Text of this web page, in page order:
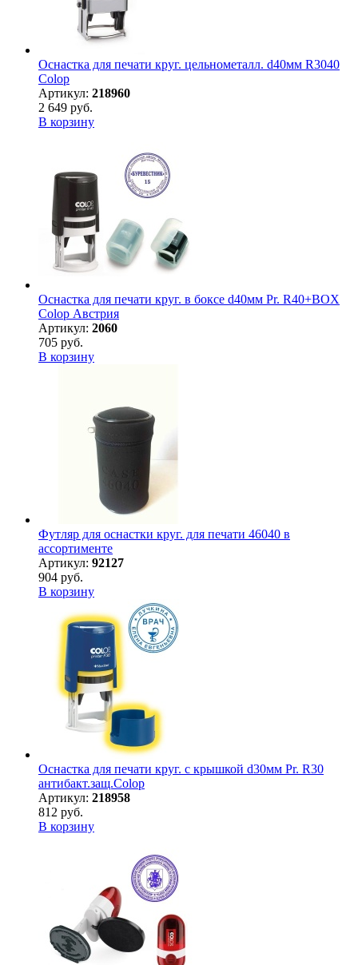
Оснастка для печати круг. цельнометалл. d40мм R3040
Colop
Артикул: 218960
2 649 руб.
В корзину
Оснастка для печати круг. в боксе d40мм Pr. R40+BOX
Colop Австрия
Артикул: 2060
705 руб.
В корзину
Футляр для оснастки круг. для печати 46040 в
ассортименте
Артикул: 92127
904 руб.
В корзину
Оснастка для печати круг. с крышкой d30мм Pr. R30
антибакт.защ.Colop
Артикул: 218958
812 руб.
В корзину